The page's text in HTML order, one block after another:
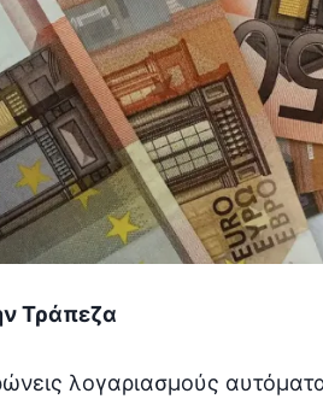
Τράπεζα
λογαριασμούς